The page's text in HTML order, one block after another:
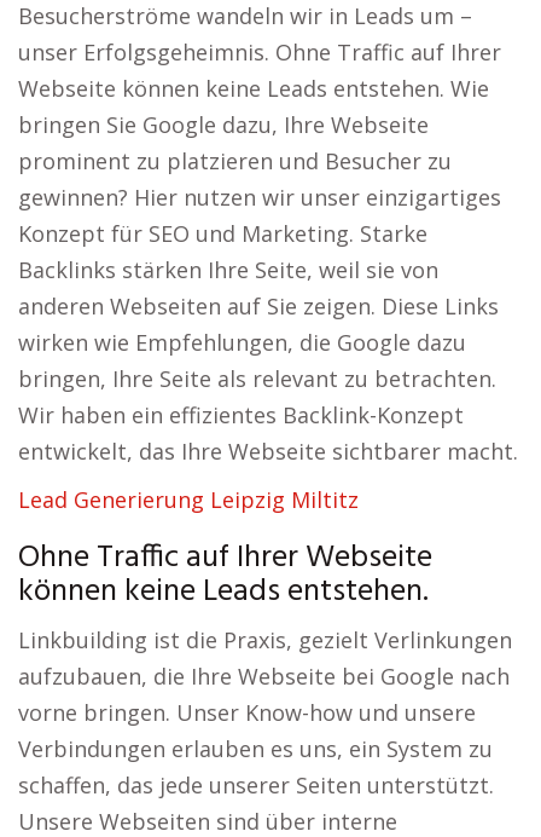
Besucherströme wandeln wir in Leads um –
unser Erfolgsgeheimnis. Ohne Traffic auf Ihrer
Webseite können keine Leads entstehen. Wie
bringen Sie Google dazu, Ihre Webseite
prominent zu platzieren und Besucher zu
gewinnen? Hier nutzen wir unser einzigartiges
Konzept für SEO und Marketing. Starke
Backlinks stärken Ihre Seite, weil sie von
anderen Webseiten auf Sie zeigen. Diese Links
wirken wie Empfehlungen, die Google dazu
bringen, Ihre Seite als relevant zu betrachten.
Wir haben ein effizientes Backlink-Konzept
entwickelt, das Ihre Webseite sichtbarer macht.
Lead Generierung Leipzig Miltitz
Ohne Traffic auf Ihrer Webseite
können keine Leads entstehen.
Linkbuilding ist die Praxis, gezielt Verlinkungen
aufzubauen, die Ihre Webseite bei Google nach
vorne bringen. Unser Know-how und unsere
Verbindungen erlauben es uns, ein System zu
schaffen, das jede unserer Seiten unterstützt.
Unsere Webseiten sind über interne